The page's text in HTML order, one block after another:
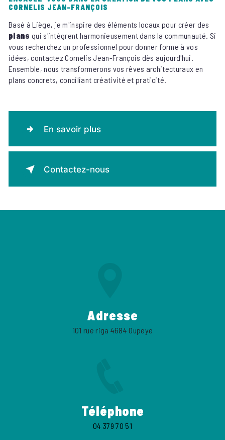
CORNELIS JEAN-FRANÇOIS
Basé à Liège, je m'inspire des éléments locaux pour créer des
plans qui s'intègrent harmonieusement dans la communauté. Si
vous recherchez un professionnel pour donner forme à vos
idées, contactez Cornelis Jean-François dès aujourd'hui.
Ensemble, nous transformerons vos rêves architecturaux en
plans concrets, conciliant créativité et praticité.
En savoir plus
Contactez-nous
Adresse
101 rue riga 4684 Oupeye
Téléphone
04 379 70 51